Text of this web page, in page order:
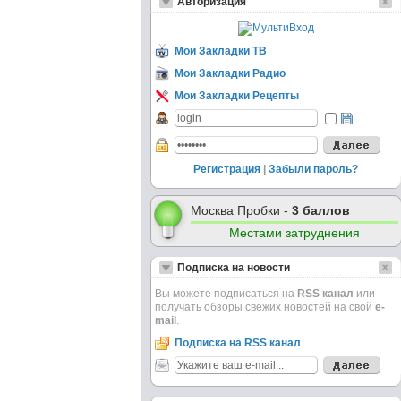
Мои Закладки ТВ
Мои Закладки Радио
Мои Закладки Рецепты
Регистрация Забыли пароль?
Москва Пробки - 3 баллов
Местами затруднения
Подписка на новости
Вы можете подписаться на RSS канал или
получать обзоры свежих новостей на свой e-
mail .
Подписка на RSS канал